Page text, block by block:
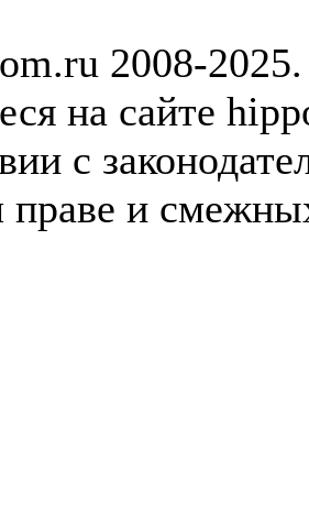
2008-
на сайте
с
праве и